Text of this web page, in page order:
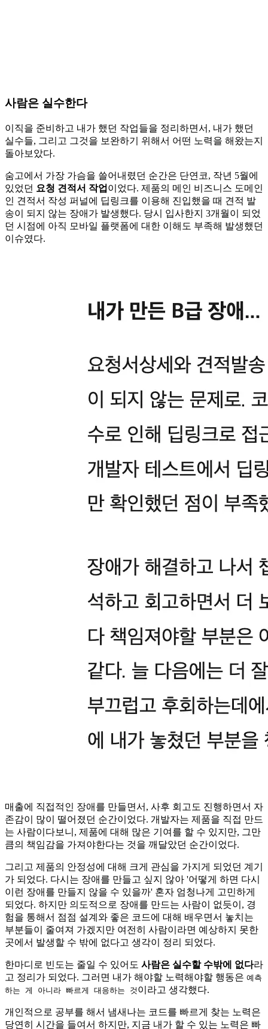
사람은 실수한다
이직을 준비하고 내가 했던 작업들을 정리하면서, 내가 했던
실수들, 그리고 그것을 보완하기 위해서 어떤 노력을 해왔는지
돌아보았다.
숨고에서 가장 가슴을 쓸어내렸던 순간은 단연코, 작년 5월에
있었던 요청 견적서 작업 이었다. 제품의 메인 비즈니스 도메인
인 견적서 작성 퍼널에 딥링크를 이용해 진입했을 때 견적 발
송이 되지 않는 장애가 발생했다. 당시 입사한지 3개월이 되었
던 시점에 아직 모바일 플랫폼에 대한 이해도 부족해 발생했던
이슈였다.
매출에 직접적인 장애를 만들면서, 사후 회고도 진행하면서 자
존감이 많이 떨어졌던 순간이었다. 개발자는 제품을 직접 만드
는 사람이다보니, 제품에 대해 많은 기여를 할 수 있지만, 그만
큼의 책임감을 가져야한다는 것을 깨달았던 순간이었다.
그리고 제품의 안정성에 대해 크게 관심을 가지게 되었던 계기
가 되었다. 다시는 장애를 만들고 싶지 않아 '어떻게 하면 다시
이런 장애를 만들지 않을 수 있을까' 혼자 엄청나게 고민하게
되었다. 하지만 의도적으로 장애를 만드는 사람이 없듯이, 경
험을 통해서 점점 설계와 좋은 코드에 대해 배우면서 놓치는
부분들이 줄여져 가겠지만 여전히 사람이라면 예상하지 못한
곳에서 발생할 수 밖에 없다고 생각이 정리 되었다.
한마디로 빈도는 줄일 수 있어도 사람은 실수할 수밖에 없다라
고 정리가 되었다. 그러면 내가 해야할 노력해야할 행동은 예측
하는 게 아니라 빠르게 대응하는 것 이라고 생각했다.
개인적으로 공부를 해서 냄새나는 코드를 빠르게 찾는 노력은
당연히 시간을 들여서 하지만, 지금 내가 할 수 있는 노력은 빠